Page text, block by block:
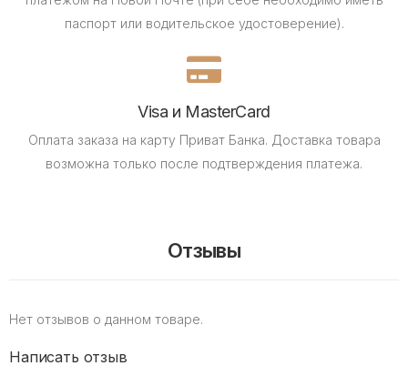
паспорт или водительское удостоверение).
Visa и MasterCard
Оплата заказа на карту Приват Банка. Доставка товара
возможна только после подтверждения платежа.
Отзывы
Нет отзывов о данном товаре.
Написать отзыв